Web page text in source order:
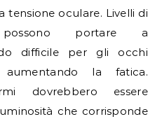
tensione oculare. Livelli di
portare a
difficile per gli occhi
la fatica.
dovrebbero essere
che corrisponde